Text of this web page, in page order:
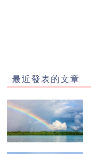
最近發表的文章